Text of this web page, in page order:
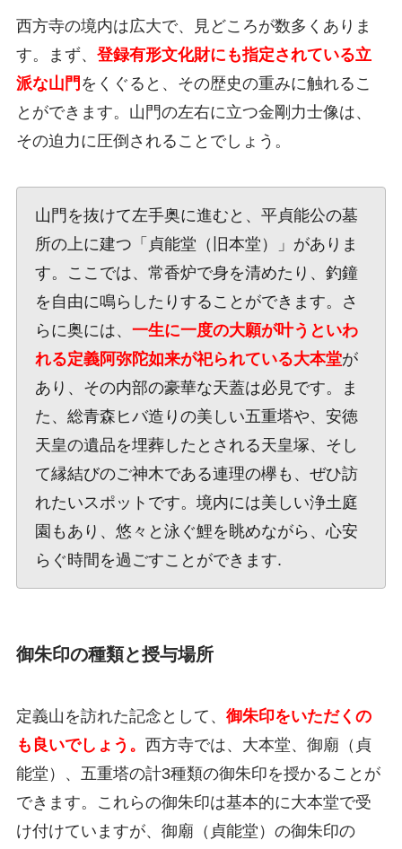
西方寺の境内は広大で、見どころが数多くありま
す。まず、 登録有形文化財にも指定されている立
派な山門 をくぐると、その歴史の重みに触れるこ
とができます。山門の左右に立つ金剛力士像は、
その迫力に圧倒されることでしょう。
山門を抜けて左手奥に進むと、平貞能公の墓
所の上に建つ「貞能堂（旧本堂）」がありま
す。ここでは、常香炉で身を清めたり、釣鐘
を自由に鳴らしたりすることができます。さ
らに奥には、 一生に一度の大願が叶うといわ
れる定義阿弥陀如来が祀られている大本堂が
あり、その内部の豪華な天蓋は必見です。ま
た、総青森ヒバ造りの美しい五重塔や、安徳
天皇の遺品を埋葬したとされる天皇塚、そし
て縁結びのご神木である連理の欅も、ぜひ訪
れたいスポットです。境内には美しい浄土庭
園もあり、悠々と泳ぐ鯉を眺めながら、心安
らぐ時間を過ごすことができます.
御朱印の種類と授与場所
定義山を訪れた記念として、 御朱印をいただくの
も良いでしょう。 西方寺では、大本堂、御廟（貞
能堂）、五重塔の計3種類の御朱印を授かることが
できます。これらの御朱印は基本的に大本堂で受
け付けていますが、御廟（貞能堂）の御朱印の